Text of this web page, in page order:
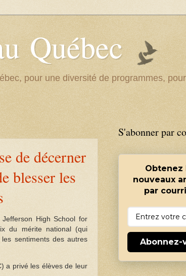
Québec
pour une diversité de programmes,
de décerner
blesser les
High School for
du mérite national (qui
sentiments des autres
a privé les élèves de leur
S'abonner par
Obtenez
nouveaux
par
Abonnez-